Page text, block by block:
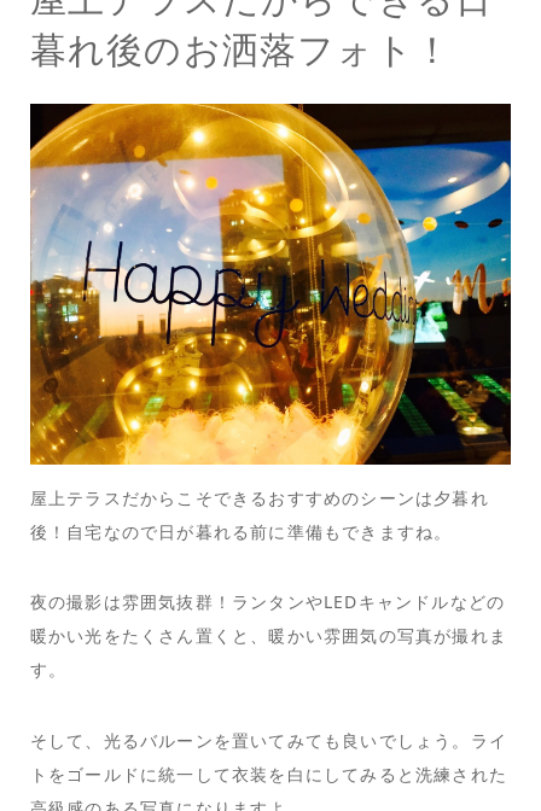
暮れ後のお洒落フォト！
屋上テラスだからこそできるおすすめのシーンは夕暮れ
後！自宅なので日が暮れる前に準備もできますね。
夜の撮影は雰囲気抜群！ランタンやLEDキャンドルなどの
暖かい光をたくさん置くと、暖かい雰囲気の写真が撮れま
す。
そして、光るバルーンを置いてみても良いでしょう。ライ
トをゴールドに統一して衣装を白にしてみると洗練された